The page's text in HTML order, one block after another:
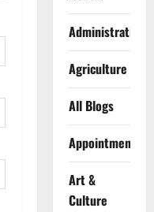
Administration
Agriculture
All Blogs
Appointments
Art &
Culture